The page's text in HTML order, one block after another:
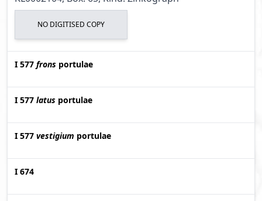
NO DIGITISED COPY
I 577 frons portulae
I 577 latus portulae
I 577 vestigium portulae
I 674